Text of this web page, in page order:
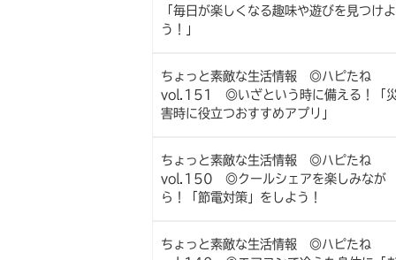
「毎日が楽しくなる趣味や遊びを見つけよ
う！」
ちょっと素敵な生活情報 ◎ハピたね
vol.151 ◎いざという時に備える！「
害時に役立つおすすめアプリ」
ちょっと素敵な生活情報 ◎ハピたね
vol.150 ◎クールシェアを楽しみなが
ら！「節電対策」をしよう！
ちょっと素敵な生活情報 ◎ハピたね